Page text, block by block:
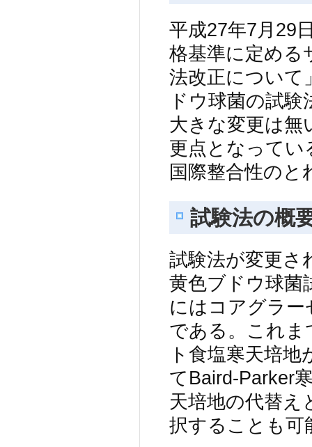
平成27年7月29
格基準に定める
法改正について
ドウ球菌の試
大きな変更は無
更点となってい
国際整合性の
試験法の概
試験法が変更さ
黄色ブドウ球菌
にはコアグラー
である。これま
ト食塩寒天培
てBaird-Parker
天培地の代替え
択することも可